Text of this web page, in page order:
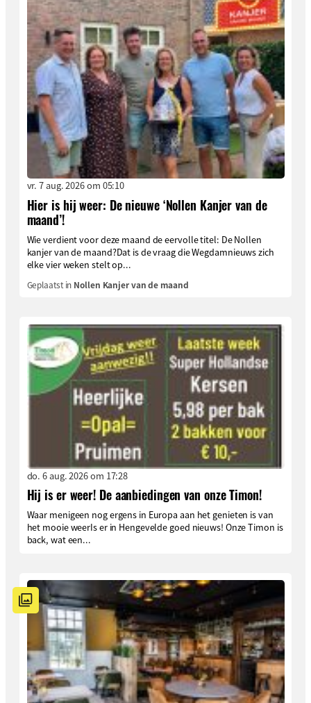
vr. 7 aug. 2026 om 05:10
Hier is hij weer: De nieuwe ‘Nollen Kanjer van de
maand’!
Wie verdient voor deze maand de eervolle titel: De Nollen
kanjer van de maand?Dat is de vraag die Wegdamnieuws zich
elke vier weken stelt op...
Geplaatst in Nollen Kanjer van de maand
do. 6 aug. 2026 om 17:28
Hij is er weer! De aanbiedingen van onze Timon!
Waar menigeen nog ergens in Europa aan het genieten is van
het mooie weerIs er in Hengevelde goed nieuws! Onze Timon is
back, wat een...